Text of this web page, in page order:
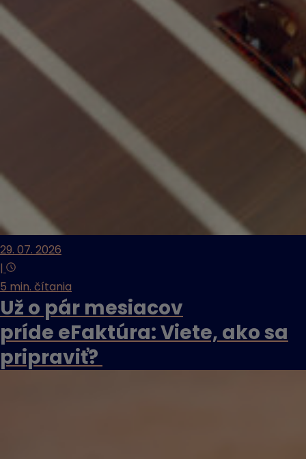
29. 07. 2026
|
5 min. čítania
Už o pár mesiacov
príde eFaktúra: Viete, ako sa
pripraviť?